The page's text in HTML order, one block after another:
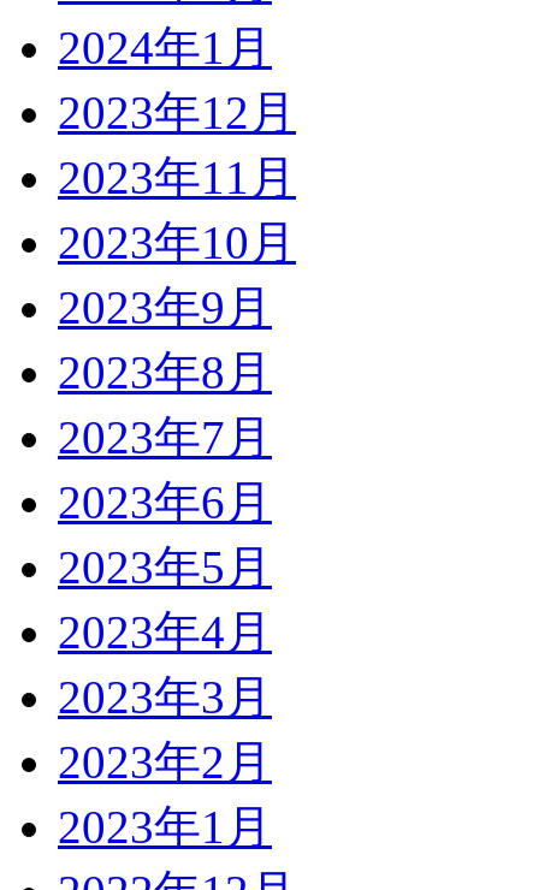
2024年1月
2023年12月
2023年11月
2023年10月
2023年9月
2023年8月
2023年7月
2023年6月
2023年5月
2023年4月
2023年3月
2023年2月
2023年1月